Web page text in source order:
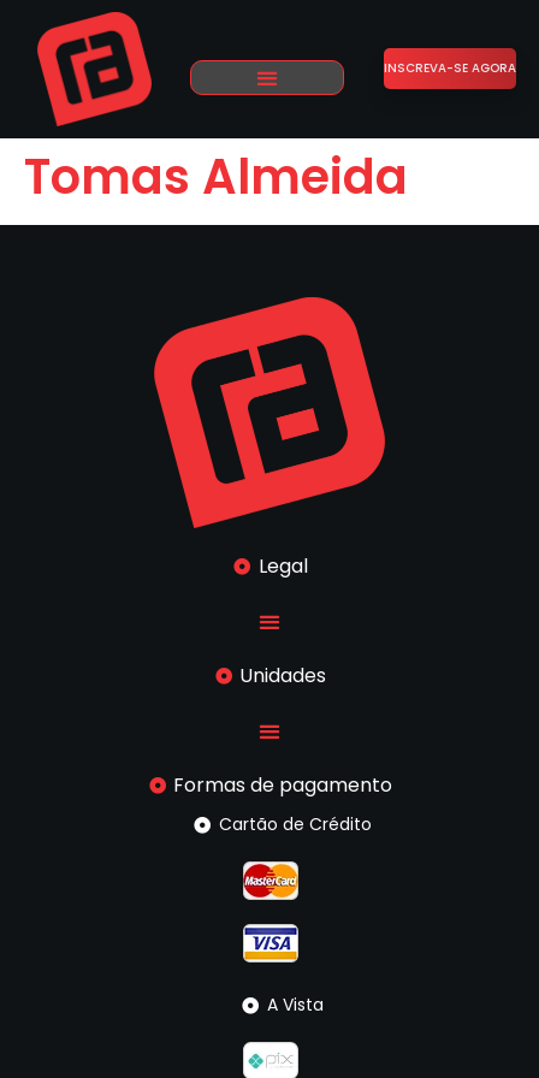
INSCREVA-SE AGORA
Tomas Almeida
Legal
Unidades
Formas de pagamento
Cartão de Crédito
A Vista